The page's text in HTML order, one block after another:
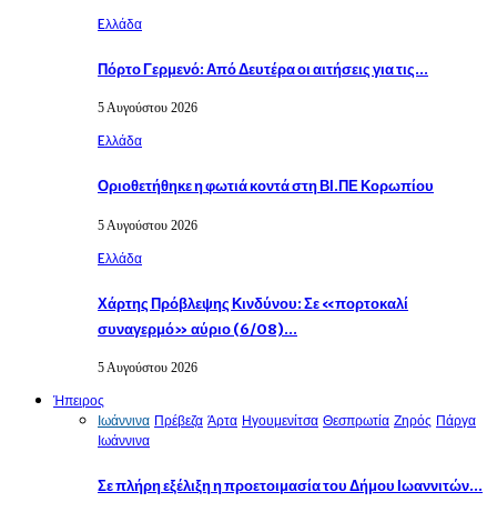
Eλλάδα
Πόρτο Γερμενό: Από Δευτέρα οι αιτήσεις για τις…
5 Αυγούστου 2026
Eλλάδα
Οριοθετήθηκε η φωτιά κοντά στη ΒΙ.ΠΕ Κορωπίου
5 Αυγούστου 2026
Eλλάδα
Χάρτης Πρόβλεψης Κινδύνου: Σε «πορτοκαλί
συναγερμό» αύριο (6/08)…
5 Αυγούστου 2026
Ήπειρος
Ιωάννινα Πρέβεζα Άρτα Ηγουμενίτσα Θεσπρωτία Ζηρός Πάργα
Ιωάννινα
Σε πλήρη εξέλιξη η προετοιμασία του Δήμου Ιωαννιτών…